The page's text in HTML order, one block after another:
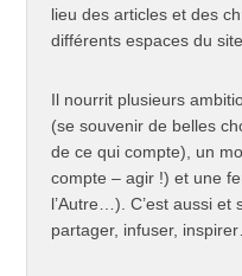
lieu des articles et des
différents espaces du
Il nourrit plusieurs
(se souvenir de belles
de ce qui compte), un
compte – agir !) et une
l’Autre…). C’est aussi
partager, infuser,